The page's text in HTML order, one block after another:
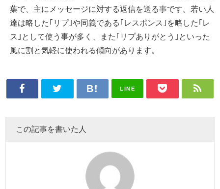
葉で、主にメッセージに対する返信を送る事です。若い人
達は略した｢リプ｣や同義である｢レスポンス｣を略した｢レ
ス｣として使う事が多く、また｢リプありがとう｣といった
風に割と気軽に使われる傾向があります。
LINE
この記事を書いた人